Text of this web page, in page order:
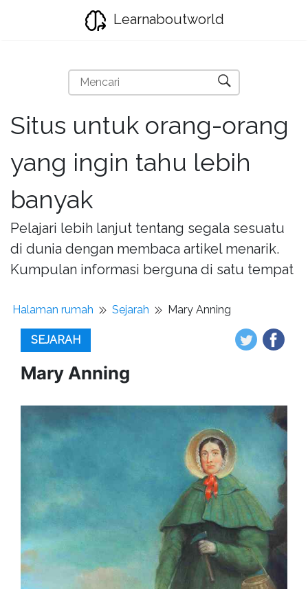
Learnaboutworld
Situs untuk orang-orang
yang ingin tahu lebih
banyak
Pelajari lebih lanjut tentang segala sesuatu
di dunia dengan membaca artikel menarik.
Kumpulan informasi berguna di satu tempat
Halaman rumah Sejarah Mary Anning
SEJARAH
Mary Anning